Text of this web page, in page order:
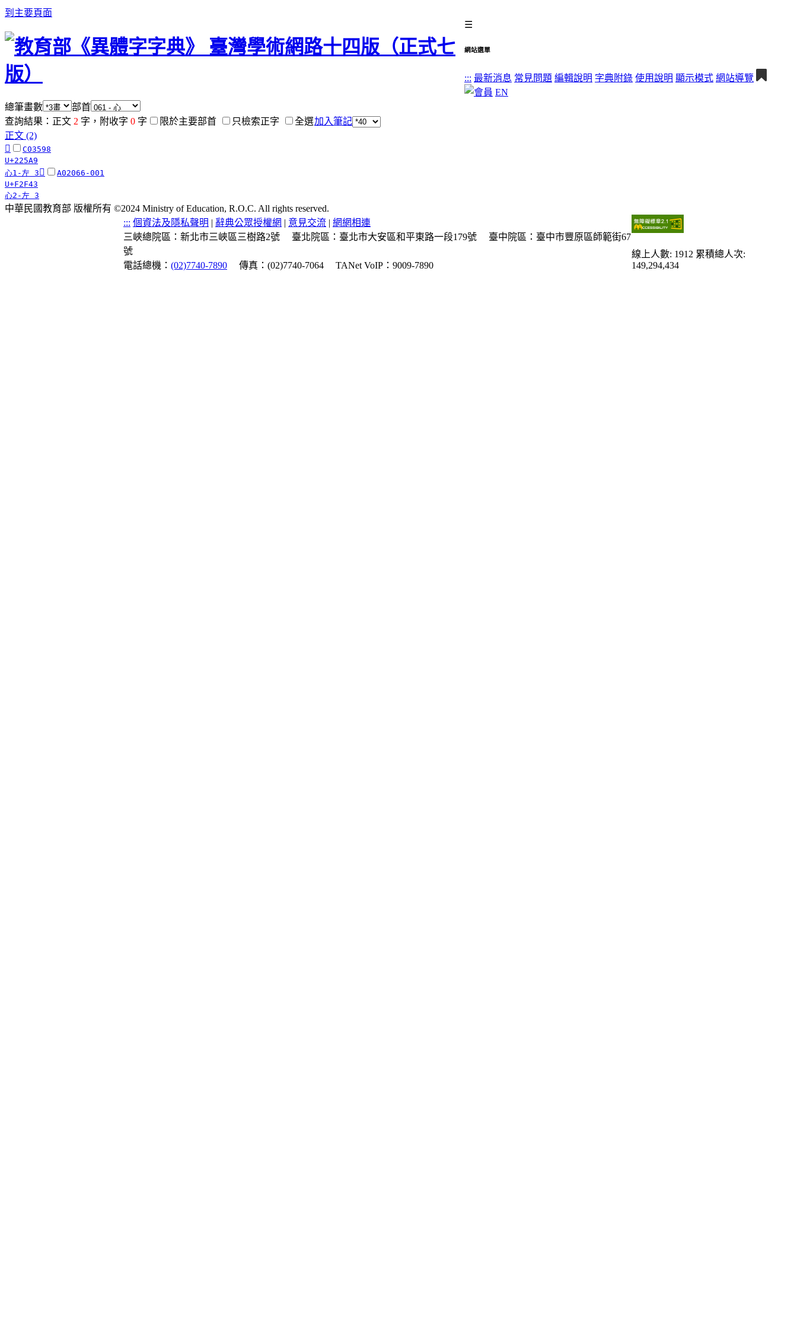
到主要頁面
☰
網站選單
::: 最新消息 常見問題 編輯說明 字典附錄 使用說明 顯示模式 網站導覽
EN
總筆畫數
部首
查詢結果：正文 2 字，附收字 0 字 限於主要部首 只檢索正字 全選加入筆記
正文 (2)
𢖩
C03598
U+225A9
心1-左 3 󲽃
A02066-001
U+F2F43
心2-左 3
中華民國教育部 版權所有 ©2024 Ministry of Education, R.O.C. All rights reserved.
::: 個資法及隱私聲明 | 辭典公眾授權網 | 意見交流 | 網網相連
三峽總院區：新北市三峽區三樹路2號
臺北院區：臺北市大安區和平東路一段179號
臺中院區：臺中市豐原區師範街67
號
電話總機： (02)7740-7890 傳真：(02)7740-7064 TANet VoIP：9009-7890
線上人數: 1912 累積總人次:
149,294,434